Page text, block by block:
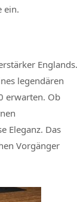
ein.
Englands.
legendären
erwarten. Ob
Eleganz. Das
Vorgänger